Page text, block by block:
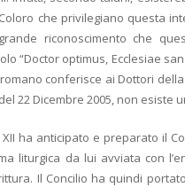
che privilegiano questa
riconoscimento che
“Doctor optimus, Ecclesiae
conferisce ai Dottori
22 Dicembre 2005, non
XII ha anticipato e preparato il
liturgica da lui avviata con
Il Concilio ha quindi